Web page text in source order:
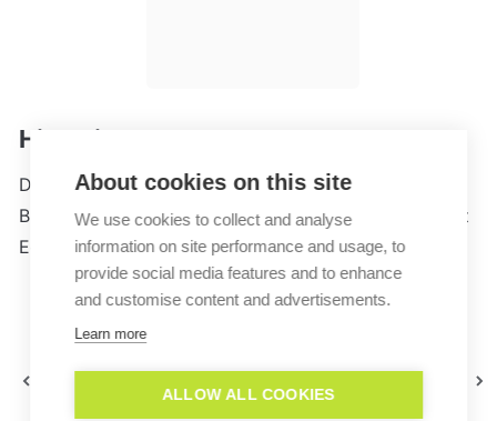
Hinweis:
Dieses Feature wird für alle Chromium-basierten
Browser (wie zum Beispiel Google Chrome, Microsoft
Edge und Opera) unterstützt.
und Video-Anrufe?
About cookies on this site
We use cookies to collect and analyse
information on site performance and usage, to
provide social media features and to enhance
and customise content and advertisements.
Learn more
ALLOW ALL COOKIES